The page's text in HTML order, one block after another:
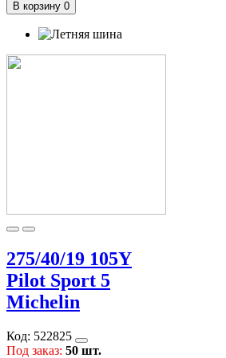
В корзину 0
275/40/19 105Y
Pilot Sport 5
Michelin
Код: 522825
Под заказ: 50 шт.